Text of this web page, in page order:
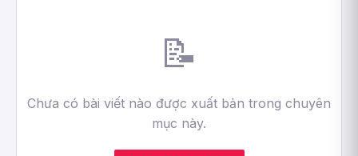
📝
Chưa có bài viết nào được xuất bản trong chuyên
mục này.